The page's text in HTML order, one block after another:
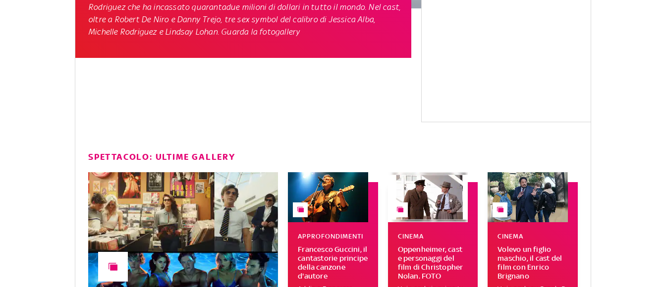
Rodriguez che ha incassato quarantadue milioni di dollari in tutto il mondo. Nel cast,
oltre a Robert De Niro e Danny Trejo, tre sex symbol del calibro di Jessica Alba,
Michelle Rodriguez e Lindsay Lohan. Guarda la fotogallery
SPETTACOLO: ULTIME GALLERY
Francesco Guccini, il
cantastorie principe
della canzone
d'autore
APPROFONDIMENTI
Oppenheimer, cast
e personaggi del
film di Christopher
Nolan. FOTO
CINEMA
Volevo un figlio
maschio, il cast del
film con Enrico
Brignano
CINEMA